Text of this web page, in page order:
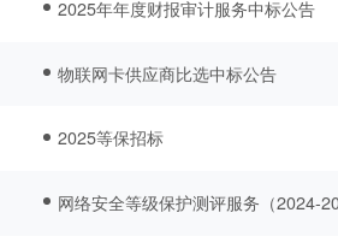
2025年年度财报审计服务中标公告
物联网卡供应商比选中标公告
2025等保招标